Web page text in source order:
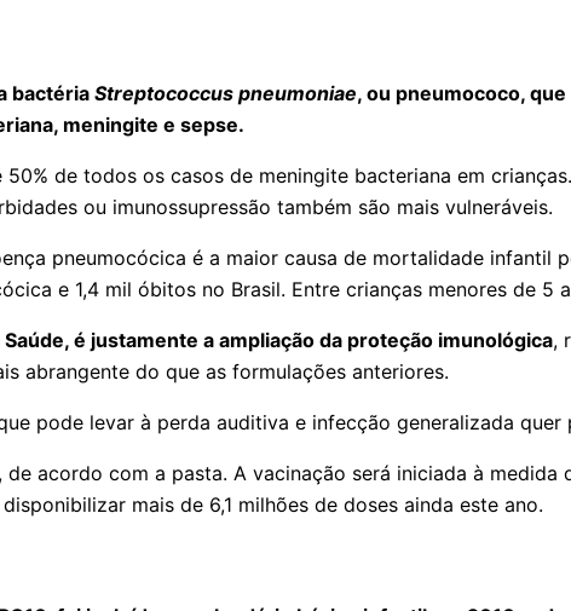
bactéria Streptococcus pneumoniae, ou pneumococo,
meningite e sepse.
de todos os casos de meningite bacteriana em
ou imunossupressão também são mais vulneráveis.
pneumocócica é a maior causa de mortalidade
e 1,4 mil óbitos no Brasil. Entre crianças menores de 5
é justamente a ampliação da proteção imunológica,
abrangente do que as formulações anteriores.
pode levar à perda auditiva e infecção generalizada quer
acordo com a pasta. A vacinação será iniciada à
mais de 6,1 milhões de doses ainda este ano.